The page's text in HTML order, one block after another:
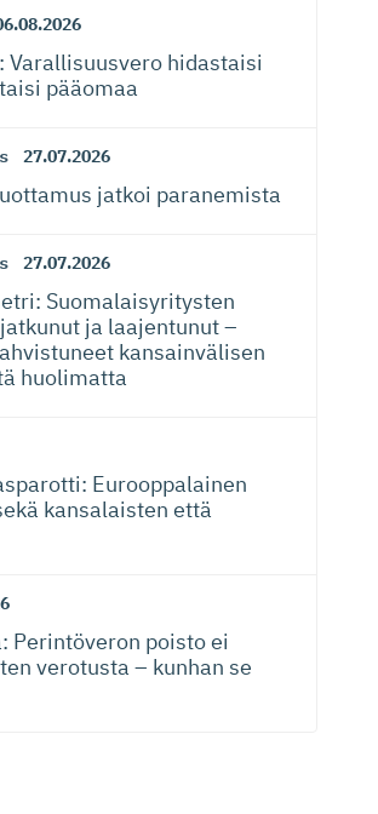
Varallisuusvero hidastaisi
pääomaa
27.07.2026
jatkoi paranemista
27.07.2026
Suomalaisy­ri­tysten
ja laajentunut –
kansainvälisen
huolimatta
Eurooppalainen
kansalaisten että
Perintöveron poisto ei
verotusta – kunhan se